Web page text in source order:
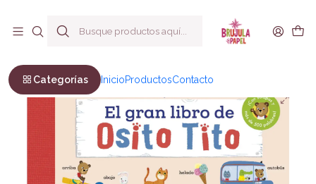
Categorías InicioProductosContacto
El gran libro de Osito Tito